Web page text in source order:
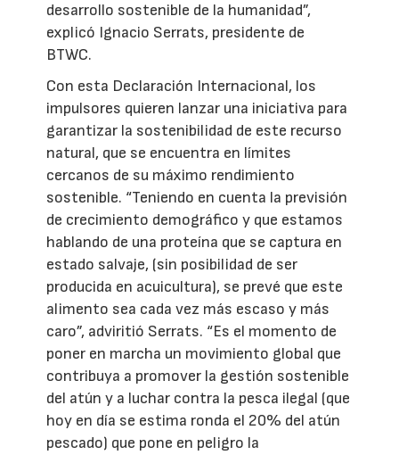
desarrollo sostenible de la humanidad”,
explicó Ignacio Serrats, presidente de
BTWC.
Con esta Declaración Internacional, los
impulsores quieren lanzar una iniciativa para
garantizar la sostenibilidad de este recurso
natural, que se encuentra en límites
cercanos de su máximo rendimiento
sostenible. “Teniendo en cuenta la previsión
de crecimiento demográfico y que estamos
hablando de una proteína que se captura en
estado salvaje, (sin posibilidad de ser
producida en acuicultura), se prevé que este
alimento sea cada vez más escaso y más
caro”, adviritió Serrats. “Es el momento de
poner en marcha un movimiento global que
contribuya a promover la gestión sostenible
del atún y a luchar contra la pesca ilegal (que
hoy en día se estima ronda el 20% del atún
pescado) que pone en peligro la